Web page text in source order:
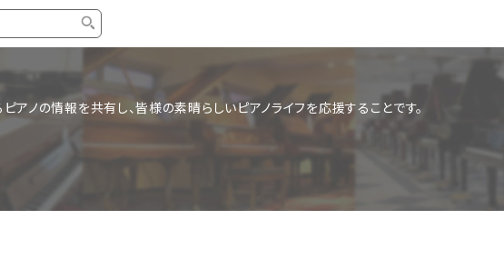
タイプ
中古グランドピアノ
中古アップライトピアノ
YAMAHA
KAWAI
STEINWAY&SONS
スタッフレビュー
アノの情報を共有し、皆様の素晴らしいピアノライフを応援することです。